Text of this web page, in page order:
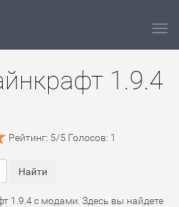
1.9.4
Рейтинг: 5/5 Голосов: 1
1.9.4 с модами. Здесь вы найдете